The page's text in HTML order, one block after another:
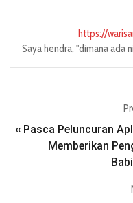
https://
Saya hendra, "dimana ada
« Pasca Peluncuran
Memberikan